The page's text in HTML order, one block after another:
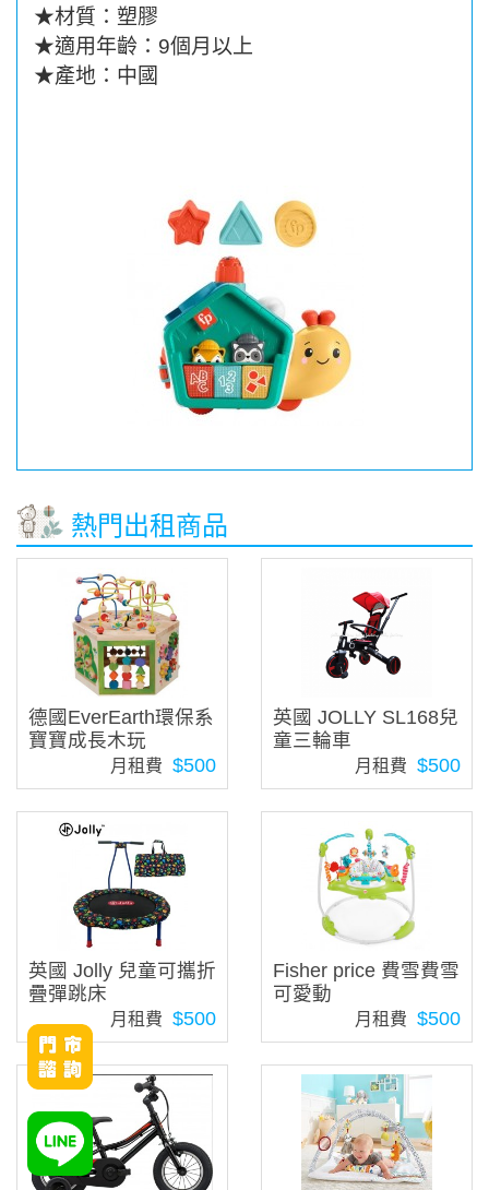
★材質：塑膠
★適用年齡： 9個月以上
★產地：中國
熱門出租商品
德國EverEarth環保系
寶寶成長木玩
月租費 $500
英國 JOLLY SL168兒
童三輪車
月租費 $500
英國 Jolly 兒童可攜折
疊彈跳床
月租費 $500
Fisher price 費雪費雪
可愛動
月租費 $500